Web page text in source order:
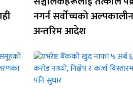
नगर्न सर्वोच्चको अल्पकालीन
अन्तरिम आदेश